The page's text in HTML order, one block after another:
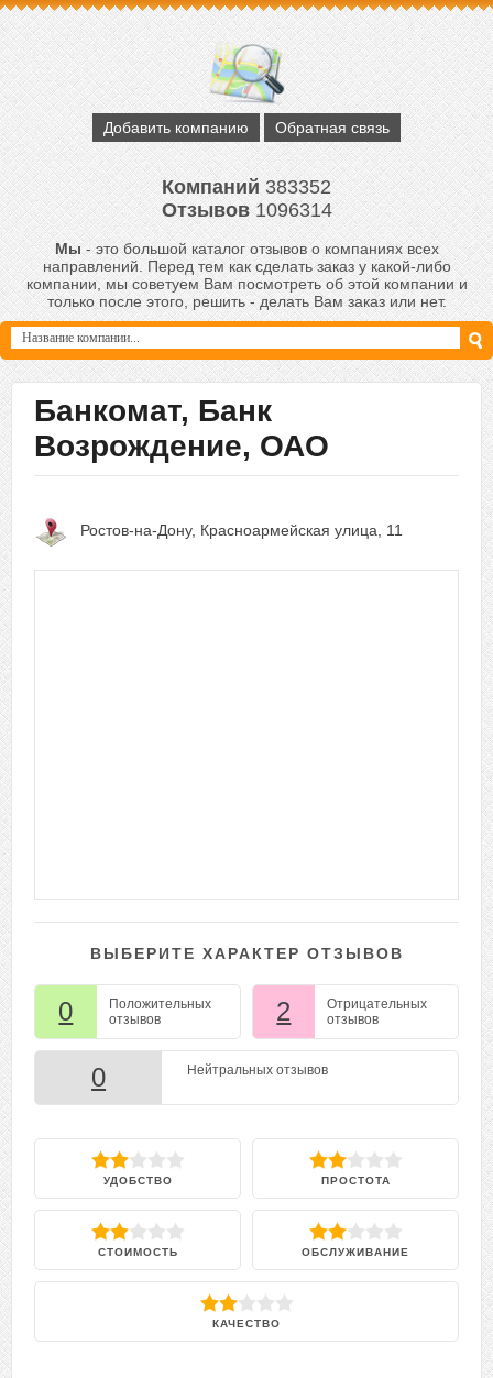
Добавить компанию Обратная связь
Компаний383352
Отзывов1096314
Мы- это большой каталог отзывов о компаниях всех
направлений. Перед тем как сделать заказ у какой-либо
компании, мы советуем Вам посмотреть об этой компании и
только после этого, решить - делать Вам заказ или нет.
Банкомат, Банк
Возрождение, ОАО
Ростов-на-Дону, Красноармейская улица, 11
ВЫБЕРИТЕ ХАРАКТЕР ОТЗЫВОВ
0
Положительных
отзывов
2
Отрицательных
отзывов
0 Нейтральных отзывов
УДОБСТВО ПРОСТОТА
СТОИМОСТЬ ОБСЛУЖИВАНИЕ
КАЧЕСТВО